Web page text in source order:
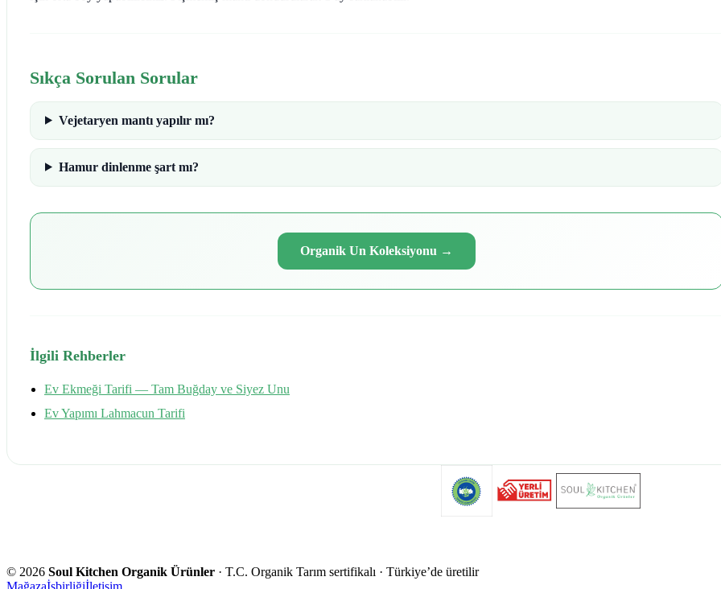
Sıkça Sorulan Sorular
Vejetaryen mantı yapılır mı?
Hamur dinlenme şart mı?
Organik Un Koleksiyonu →
İlgili Rehberler
Ev Ekmeği Tarifi — Tam Buğday ve Siyez Unu
Ev Yapımı Lahmacun Tarifi
© 2026 Soul Kitchen Organik Ürünler · T.C. Organik Tarım sertifikalı · Türkiye’de üretilir
Mağazaİşbirliğiİletişim